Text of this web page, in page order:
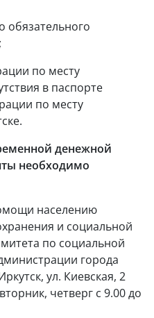
обязательного
по месту
в паспорте
по месту
денежной
необходимо
населению
и социальной
по социальной
города
ул. Киевская, 2
четверг с 9.00 до